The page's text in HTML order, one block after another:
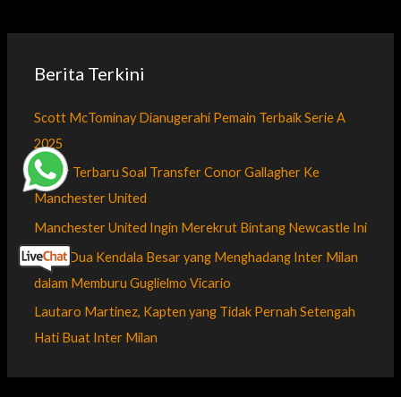
Berita Terkini
Scott McTominay Dianugerahi Pemain Terbaik Serie A
2025
Kabar Terbaru Soal Transfer Conor Gallagher Ke
Manchester United
Manchester United Ingin Merekrut Bintang Newcastle Ini
Inilah Dua Kendala Besar yang Menghadang Inter Milan
dalam Memburu Guglielmo Vicario
Lautaro Martinez, Kapten yang Tidak Pernah Setengah
Hati Buat Inter Milan